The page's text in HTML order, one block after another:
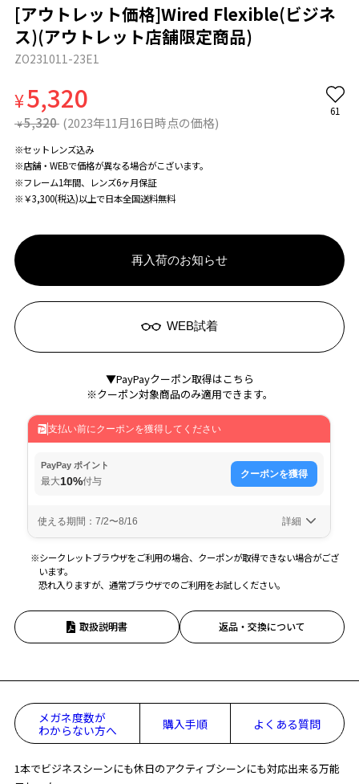
[アウトレット価格]Wired Flexible(ビジネ
ス)(アウトレット店舗限定商品)
ZO231011-23E1
¥5,320
¥ 5,320 (2023年11月16日時点の価格)
61
※セットレンズ込み
※店舗・WEBで価格が異なる場合がこざいます。
※フレーム1年間、レンズ6ヶ月保証
※￥3,300(税込)以上で日本全国送料無料
再入荷のお知らせ
WEB試着
▼PayPayクーポン取得はこちら
※クーポン対象商品のみ適用できます。
※シークレットブラウザをご利用の場合、クーポンが取得できない場合がござ
います。
恐れ入りますが、通常ブラウザでのご利用をお試しください。
取扱説明書 返品・交換について
メガネ度数が
わからない方へ
購入手順 よくある質問
1本でビジネスシーンにも休日のアクティブシーンにも対応出来る万能